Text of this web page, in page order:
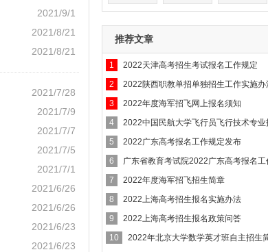
2021/9/1
2021/8/21
2021/8/21
2021/7/28
2021/7/9
2021/7/7
2021/7/5
2021/7/1
2021/6/26
2021/6/26
2021/6/23
2021/6/23
推荐文章
1
2022天津高考招生考试报名工作规定
2
2022陕西职教单招单独招生工作实施办
3
2022年度海军招飞网上报名须知
4
2022中国民航大学飞行员飞行技术专业
5
2022广东高考报名工作规定发布
6
广东省教育考试院2022广东高考报名工
7
2022年度海军招飞招生简章
8
2022上海高考招生报名实施办法
9
2022上海高考招生报名政策问答
10
2022年北京大学数学英才班自主招生